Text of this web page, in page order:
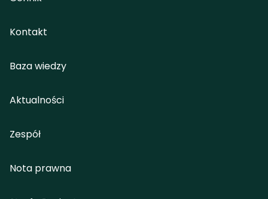
Kontakt
Baza wiedzy
Aktualności
Zespół
Nota prawna